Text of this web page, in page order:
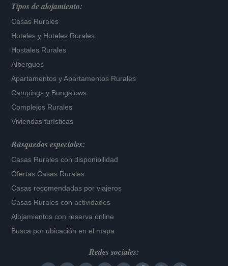
Tipos de alojamiento:
Casas Rurales
Hoteles y Hoteles Rurales
Hostales Rurales
Albergues
Apartamentos yApartamentos Rurales
Campings y Bungalows
Complejos Rurales
Viviendas turísticas
Búsquedas especiales:
Casas Rurales con disponibilidad
Ofertas Casas Rurales
Casas recomendadas por viajeros
Casas Rurales con actividades
Alojamientos con reserva online
Busca por ubicación en el mapa
Redes sociales: